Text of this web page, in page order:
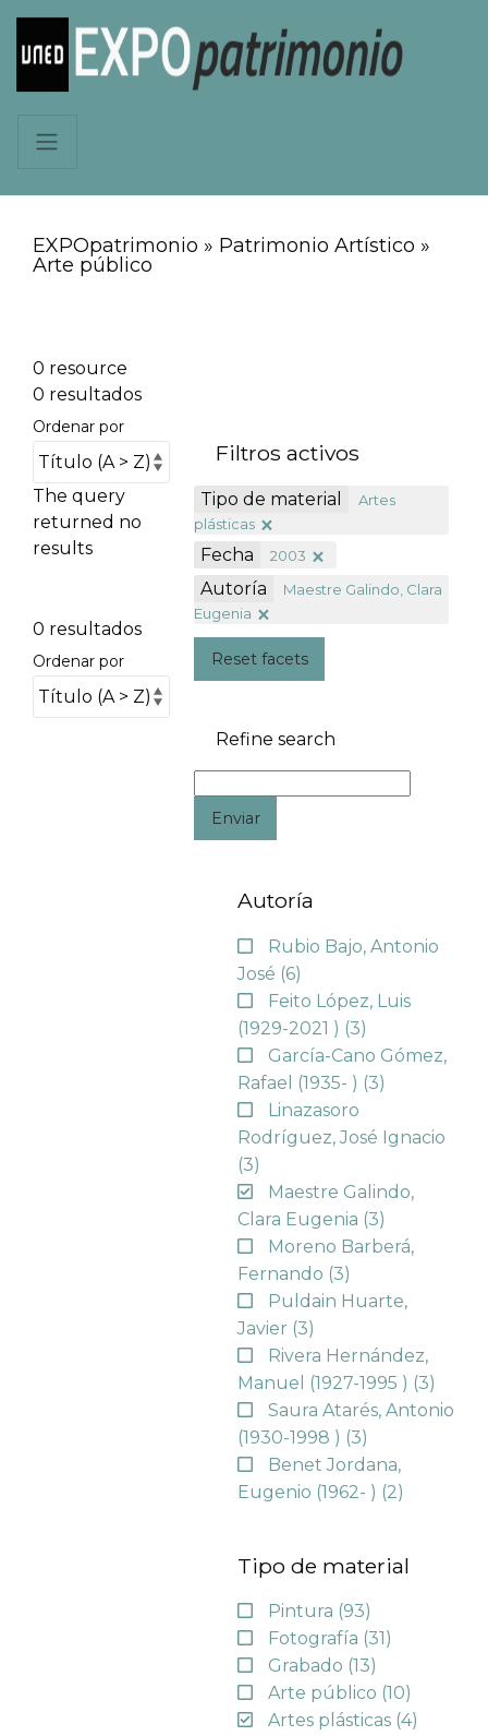
EXPOpatrimonio » Patrimonio Artístico »
Arte público
0 resource
0 resultados
Ordenar por
The query
returned no
results
0 resultados
Ordenar por
Filtros activos
Tipo de material
Artes
plásticas
Fecha 2003
Autoría
Maestre Galindo, Clara
Eugenia
Reset facets
Refine search
Enviar
Autoría
Rubio Bajo, Antonio
José (6)
Feito López, Luis
(1929-2021 ) (3)
García-Cano Gómez,
Rafael (1935- ) (3)
Linazasoro
Rodríguez, José Ignacio
(3)
Maestre Galindo,
Clara Eugenia (3)
Moreno Barberá,
Fernando (3)
Puldain Huarte,
Javier (3)
Rivera Hernández,
Manuel (1927-1995 ) (3)
Saura Atarés, Antonio
(1930-1998 ) (3)
Benet Jordana,
Eugenio (1962- ) (2)
Tipo de material
Pintura (93)
Fotografía (31)
Grabado (13)
Arte público (10)
Artes plásticas (4)